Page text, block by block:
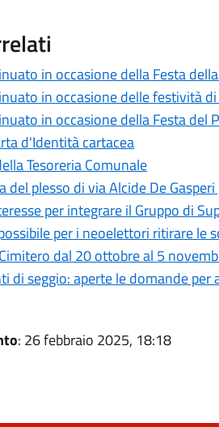
in occasione della Festa
in occasione delle festività
in occasione della Festa del
d'Identità cartacea
Tesoreria Comunale
del plesso di via Alcide De
per integrare il Gruppo di
per i neoelettori ritirare le
dal 20 ottobre al 5
di seggio: aperte le domande per
: 26 febbraio 2025, 18:18